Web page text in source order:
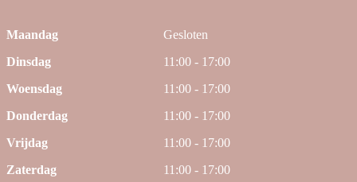
Maandag
Gesloten
Dinsdag
11:00 - 17:00
Woensdag
11:00 - 17:00
Donderdag
11:00 - 17:00
Vrijdag
11:00 - 17:00
Zaterdag
11:00 - 17:00